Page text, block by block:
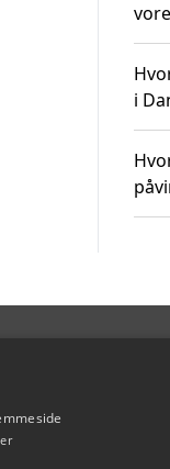
i